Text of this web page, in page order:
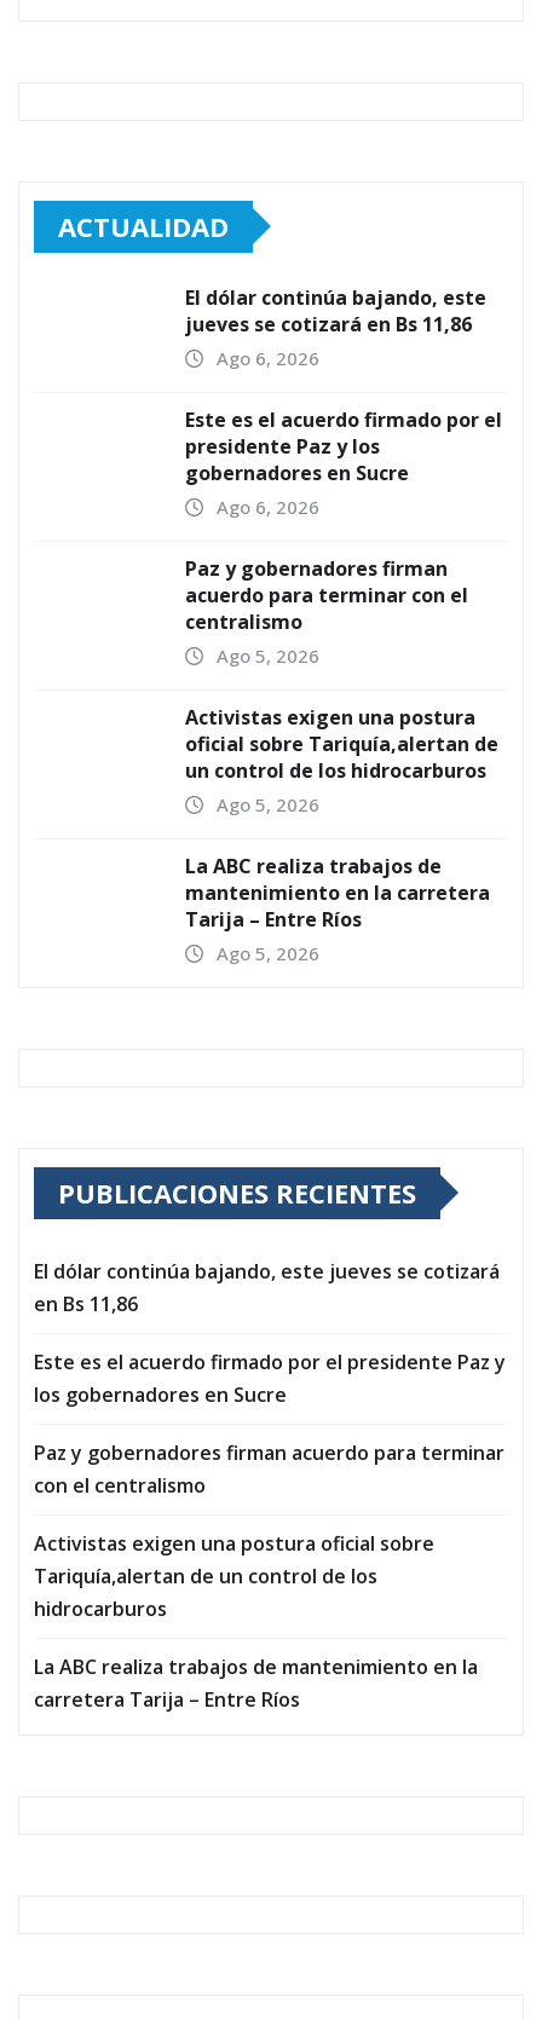
ACTUALIDAD
El dólar continúa bajando, este
jueves se cotizará en Bs 11,86
Ago 6, 2026
Este es el acuerdo firmado por el
presidente Paz y los
gobernadores en Sucre
Ago 6, 2026
Paz y gobernadores firman
acuerdo para terminar con el
centralismo
Ago 5, 2026
Activistas exigen una postura
oficial sobre Tariquía,alertan de
un control de los hidrocarburos
Ago 5, 2026
La ABC realiza trabajos de
mantenimiento en la carretera
Tarija – Entre Ríos
Ago 5, 2026
PUBLICACIONES RECIENTES
El dólar continúa bajando, este jueves se cotizará
en Bs 11,86
Este es el acuerdo firmado por el presidente Paz y
los gobernadores en Sucre
Paz y gobernadores firman acuerdo para terminar
con el centralismo
Activistas exigen una postura oficial sobre
Tariquía,alertan de un control de los
hidrocarburos
La ABC realiza trabajos de mantenimiento en la
carretera Tarija – Entre Ríos